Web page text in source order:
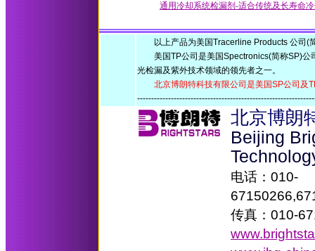
通用冷却系统检漏剂-适合传统及长寿命
以上产品为美国Tracerline Products 公司(
美国TP公司是美国Spectronics(简称SP)公
光检漏及紫外技术领域的领先者之一。
北京博朗特科技有限公司是美国SP公司及
北京博朗
Beijing
电话：010-
传真：010-